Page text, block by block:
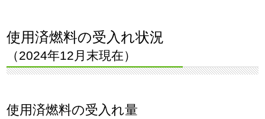
使用済燃料の受入れ状況
（2024年12月末現在）
使用済燃料の受入れ量